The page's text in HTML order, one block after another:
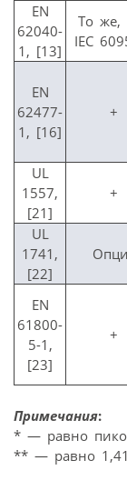
EN
62040-
1, [13]
То же,
IEC
EN
62477-
1, [16]
+
UL
1557,
[21]
+
UL
1741,
[22]
EN
61800-
5-1,
[23]
+
Примечания:
* — равно
** — равно